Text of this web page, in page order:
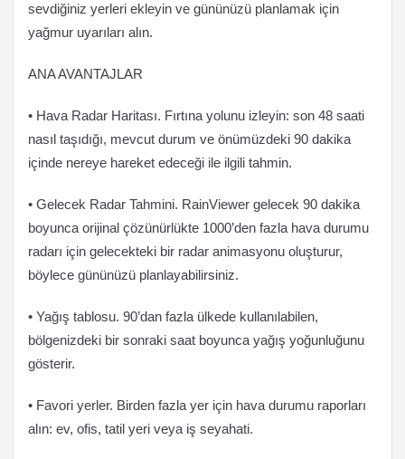
sevdiğiniz yerleri ekleyin ve gününüzü planlamak için
yağmur uyarıları alın.
ANA AVANTAJLAR
• Hava Radar Haritası. Fırtına yolunu izleyin: son 48 saati
nasıl taşıdığı, mevcut durum ve önümüzdeki 90 dakika
içinde nereye hareket edeceği ile ilgili tahmin.
• Gelecek Radar Tahmini. RainViewer gelecek 90 dakika
boyunca orijinal çözünürlükte 1000’den fazla hava durumu
radarı için gelecekteki bir radar animasyonu oluşturur,
böylece gününüzü planlayabilirsiniz.
• Yağış tablosu. 90’dan fazla ülkede kullanılabilen,
bölgenizdeki bir sonraki saat boyunca yağış yoğunluğunu
gösterir.
• Favori yerler. Birden fazla yer için hava durumu raporları
alın: ev, ofis, tatil yeri veya iş seyahati.